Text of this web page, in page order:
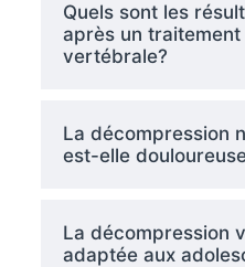
Quels sont les
après un
vertébrale?
La décompression
est-elle
La décompression
adaptée aux